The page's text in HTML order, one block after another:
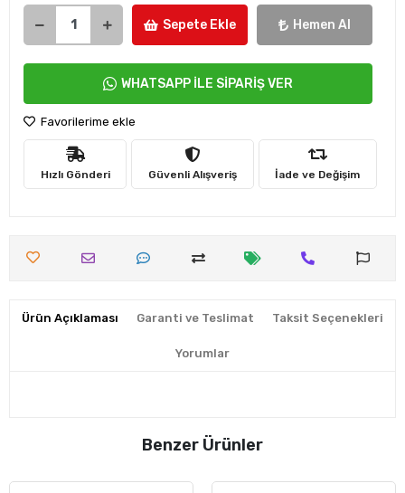
Sepete Ekle Hemen Al
WHATSAPP İLE SİPARİŞ VER
Favorilerime ekle
Hızlı Gönderi Güvenli Alışveriş İade ve Değişim
Ürün Açıklaması Garanti ve Teslimat Taksit Seçenekleri
Yorumlar
Benzer Ürünler